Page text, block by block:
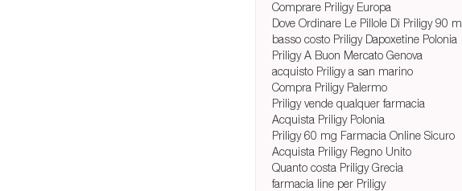
Comprare Priligy Europa
Dove Ordinare Le Pillole Di Priligy 90
basso costo Priligy Dapoxetine Polonia
Priligy A Buon Mercato Genova
acquisto Priligy a san marino
Compra Priligy Palermo
Priligy vende qualquer farmacia
Acquista Priligy Polonia
Priligy 60 mg Farmacia Online Sicuro
Acquista Priligy Regno Unito
Quanto costa Priligy Grecia
farmacia line per Priligy